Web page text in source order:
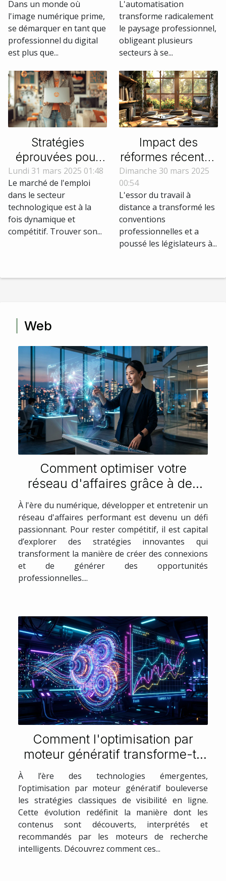
professionnels du
digital
Dans un monde où
l'image numérique prime,
se démarquer en tant que
professionnel du digital
est plus que...
la vague
technologique
L'automatisation
transforme radicalement
le paysage professionnel,
obligeant plusieurs
secteurs à se...
Stratégies
éprouvées pour
décrocher votre
premier emploi
dans le secteur
tech
Lundi 31 mars 2025 01:48
Le marché de l'emploi
dans le secteur
technologique est à la
fois dynamique et
compétitif. Trouver son...
Impact des
réformes récentes
sur les droits des
travailleurs à
distance
Dimanche 30 mars 2025
00:54
L'essor du travail à
distance a transformé les
conventions
professionnelles et a
poussé les législateurs à...
Web
Comment optimiser votre
réseau d'affaires grâce à des
stratégies numériques
innovantes ?
À l'ère du numérique, développer et entretenir un
réseau d'affaires performant est devenu un défi
passionnant. Pour rester compétitif, il est capital
d’explorer des stratégies innovantes qui
transforment la manière de créer des connexions
et de générer des opportunités
professionnelles....
Comment l'optimisation par
moteur génératif transforme-t-
elle la visibilité en ligne ?
À l’ère des technologies émergentes,
l’optimisation par moteur génératif bouleverse
les stratégies classiques de visibilité en ligne.
Cette évolution redéfinit la manière dont les
contenus sont découverts, interprétés et
recommandés par les moteurs de recherche
intelligents. Découvrez comment ces...